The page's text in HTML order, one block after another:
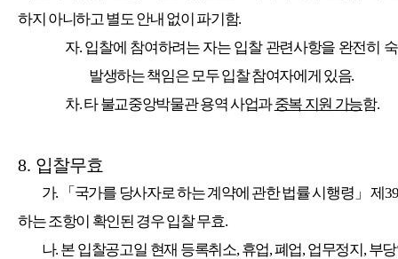
하지 아니하고 별도 안내 없이 파기함.
자. 입찰에 참여하려는 자는 입찰 관련사항을 완전히
발생하는 책임은 모두 입찰 참여자에게 있음.
차.타 불교중앙박물관 용역 사업과중복 지원 가능함.
8. 입찰무효
가. 「 국가를 당사자로 하는 계약에 관한 법률 시행령 」제39
하는 조항이 확인된 경우 입찰 무효.
나. 본 입찰공고일 현재 등록취소,휴업,폐업,업무정지,부